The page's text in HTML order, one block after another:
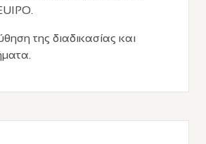
της διαδικασίας και